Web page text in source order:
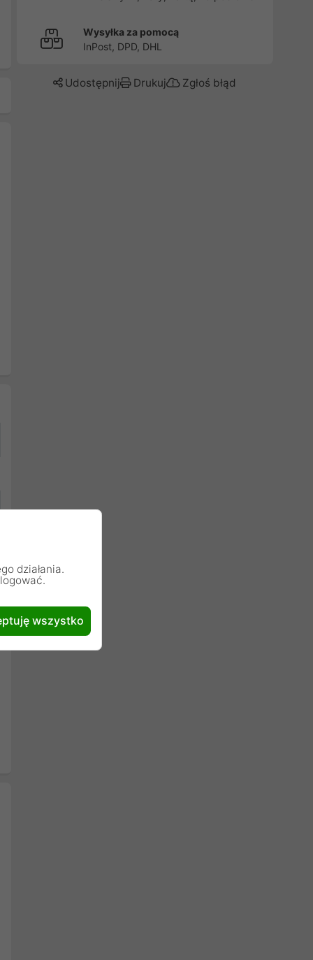
Wysyłka za pomocą
InPost, DPD, DHL
Udostępnij Drukuj Zgłoś błąd
działania.
wszystko